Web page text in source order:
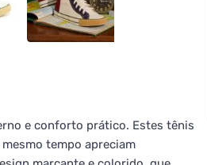
e conforto prático. Estes tênis
tempo apreciam